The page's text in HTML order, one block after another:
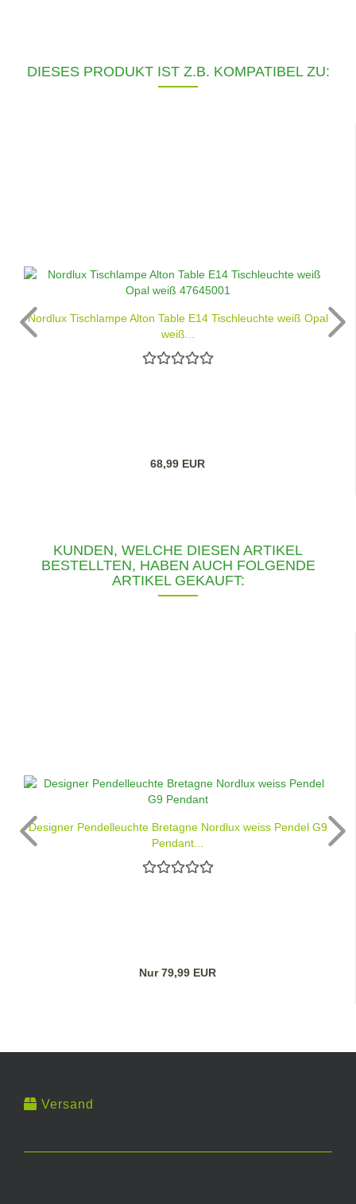
DIESES PRODUKT IST Z.B. KOMPATIBEL ZU:
Nordlux Tischlampe Alton Table E14 Tischleuchte weiß Opal
weiß...
68,99 EUR
KUNDEN, WELCHE DIESEN ARTIKEL
BESTELLTEN, HABEN AUCH FOLGENDE
ARTIKEL GEKAUFT:
Designer Pendelleuchte Bretagne Nordlux weiss Pendel G9
Pendant...
Nur 79,99 EUR
Versand